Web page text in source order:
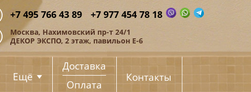
+7 495 766 43 89 +7 977 454 78 18
Москва, Нахимовский пр-т 24/1
ДЕКОР ЭКСПО, 2 этаж, павильон Е-6
Ещё
Доставка
Оплата
Контакты